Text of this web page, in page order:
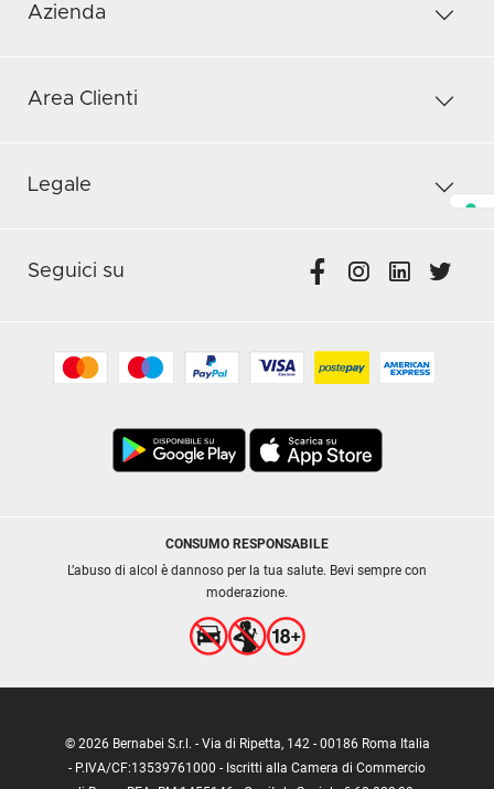
Azienda
Area Clienti
Legale
Seguici su
CONSUMO RESPONSABILE
L’abuso di alcol è dannoso per la tua salute. Bevi sempre con
moderazione.
© 2026 Bernabei S.r.l. - Via di Ripetta, 142 - 00186 Roma Italia
- P.IVA/CF:13539761000 - Iscritti alla Camera di Commercio